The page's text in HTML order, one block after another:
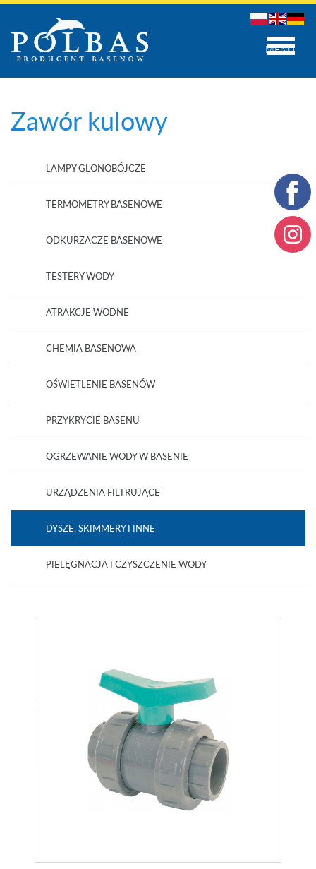
MENU
Zawór kulowy
LAMPY GLONOBÓJCZE
TERMOMETRY BASENOWE
ODKURZACZE BASENOWE
TESTERY WODY
ATRAKCJE WODNE
CHEMIA BASENOWA
OŚWIETLENIE BASENÓW
PRZYKRYCIE BASENU
OGRZEWANIE WODY W BASENIE
URZĄDZENIA FILTRUJĄCE
DYSZE, SKIMMERY I INNE
PIELĘGNACJA I CZYSZCZENIE WODY